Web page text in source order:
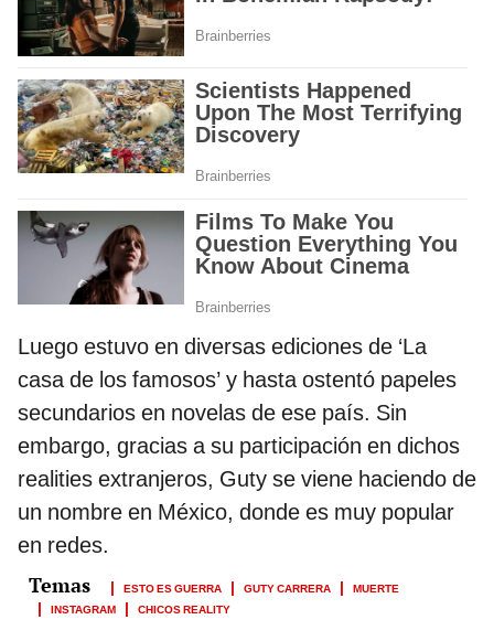
Luego estuvo en diversas ediciones de ‘La
casa de los famosos’ y hasta ostentó papeles
secundarios en novelas de ese país. Sin
embargo, gracias a su participación en dichos
realities extranjeros, Guty se viene haciendo de
un nombre en México, donde es muy popular
en redes.
ESTO ES GUERRA GUTY CARRERA
MUERTE
INSTAGRAM
CHICOS REALITY